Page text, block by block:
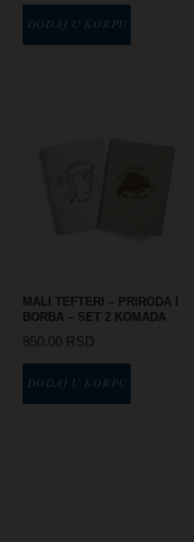
DODAJ U KORPU
MALI TEFTERI – PRIRODA I
BORBA – SET 2 KOMADA
850.00 RSD
DODAJ U KORPU